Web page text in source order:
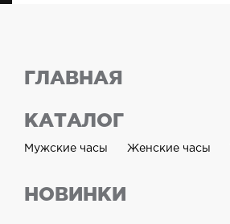
ГЛАВНАЯ
КАТАЛОГ
Мужские часы Женские часы
НОВИНКИ